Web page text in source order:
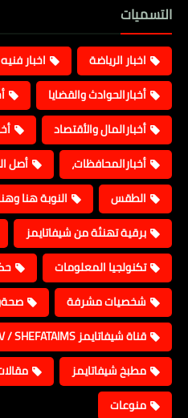
التسميات
اخبار الرياضة اخبار فنيه
أخبارالحوادث والقضايا
أخبارالمال والأقتصاد
أخبارالمحافظات،
أصل
الطقس
النوبة هنا
برقية تهنئة من شيفاتايمز
تكنولجيا المعلومات
شخصيات مشرفة
قناة شيفاتايمز TV / SHEFATAIMS
مطبخ شيفاتايمز
منوعات